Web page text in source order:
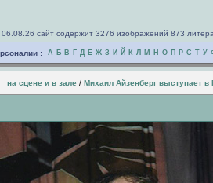
сайт содержит 3276 изображений 873
: А Б В Г Д Е Ж З И Й К Л М Н О П Р С Т У
на сцене и в зале / Михаил Айзенберг выступает